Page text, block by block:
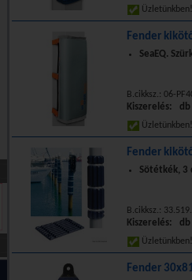
Fender
SeaEQ.
B.cikksz.: 06-
Kiszerelés: db
Fender
Sötétkék, 3
B.cikksz.:
Kiszerelés: db
Fender